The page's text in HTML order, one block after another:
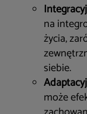
na
życia,
siebie.
może